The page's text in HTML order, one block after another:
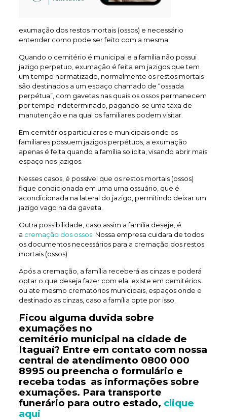
exumação dos restos mortais (ossos) e necessário
entender como pode ser feito com a mesma.
Quando o cemitério é municipal e a família não possui
jazigo perpetuo, exumação é feita em jazigos que tem
um tempo normatizado, normalmente os restos mortais
são destinados a um espaço chamado de “ossada
perpétua”, com gavetas nas quais os ossos permanecem
por tempo indeterminado, pagando-se uma taxa de
manutenção e na qual os familiares podem visitar.
Em cemitérios particulares e municipais onde os
familiares possuem jazigos perpétuos, a exumação
apenas é feita quando a família solicita, visando abrir mais
espaço nos jazigos.
Nesses casos, é possível que os restos mortais (ossos)
fique condicionada em uma urna ossuário, que é
acondicionada na lateral do jazigo, permitindo deixar um
jazigo vago na da gaveta.
Outra possibilidade, caso assim a família deseje, é
a cremação dos ossos. Nossa empresa cuidara de todos
os documentos necessários para a cremação dos restos
mortais (ossos)
Após a cremação, a família receberá as cinzas e poderá
optar o que deseja fazer com ela: existe em cemitérios
ou ate mesmo crematórios municipais, espaços onde e
destinado as cinzas, caso a família opte por isso.
Ficou alguma duvida sobre
exumações no
cemitério municipal na cidade de
Itaguaí? Entre em contato com nossa
central de atendimento 0800 000
8995ou preencha o formulário e
receba todas as informações sobre
exumações. Para transporte
funerário para outro estado, clique
aqui